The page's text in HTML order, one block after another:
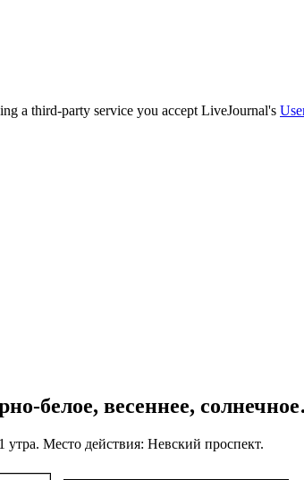
a third-party service you accept LiveJournal's
белое, весеннее,
утра. Место действия: Невский проспект.